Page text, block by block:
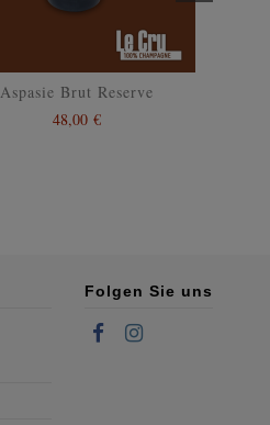
Aspasie Brut Reserve
48,00 €
Folgen Sie uns